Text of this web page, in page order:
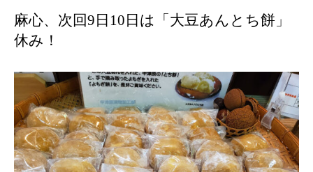
麻心、次回9日10日は「大豆あんとち餅」
休み！